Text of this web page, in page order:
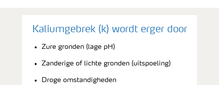
Kaliumgebrek (k) wordt erger door
Zure gronden (lage pH)
Zanderige of lichte gronden (uitspoeling)
Droge omstandigheden